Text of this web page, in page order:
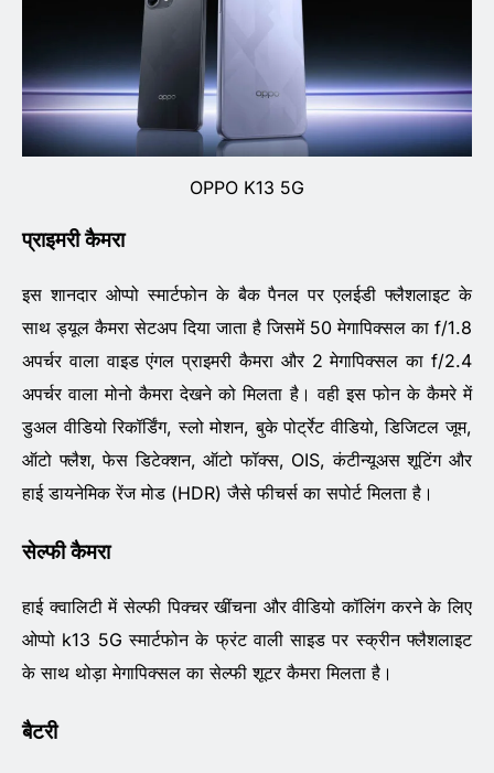
OPPO K13 5G
प्राइमरी कैमरा
इस शानदार ओप्पो स्मार्टफोन के बैक पैनल पर एलईडी फ्लैशलाइट के
साथ ड्यूल कैमरा सेटअप दिया जाता है जिसमें 50 मेगापिक्सल का f/1.8
अपर्चर वाला वाइड एंगल प्राइमरी कैमरा और 2 मेगापिक्सल का f/2.4
अपर्चर वाला मोनो कैमरा देखने को मिलता है। वही इस फोन के कैमरे में
डुअल वीडियो रिकॉर्डिंग, स्लो मोशन, बुके पोर्ट्रेट वीडियो, डिजिटल जूम,
ऑटो फ्लैश, फेस डिटेक्शन, ऑटो फॉक्स, OIS, कंटीन्यूअस शूटिंग और
हाई डायनेमिक रेंज मोड (HDR) जैसे फीचर्स का सपोर्ट मिलता है।
सेल्फी कैमरा
हाई क्वालिटी में सेल्फी पिक्चर खींचना और वीडियो कॉलिंग करने के लिए
ओप्पो k13 5G स्मार्टफोन के फ्रंट वाली साइड पर स्क्रीन फ्लैशलाइट
के साथ थोड़ा मेगापिक्सल का सेल्फी शूटर कैमरा मिलता है।
बैटरी